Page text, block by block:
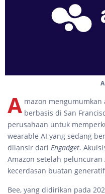
A mazon
berbasis di San
perusahaan untuk
wearable AI yang sedang
dilansir dari Engadget.
Amazon setelah
kecerdasan buatan
Bee, yang didirikan pada